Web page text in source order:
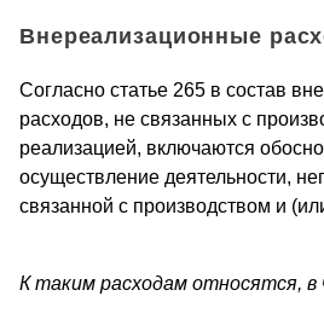
Внереализационные
Согласно статье 265 в состав
расходов, не связанных с
реализацией, включаются
осуществление деятельности,
связанной с производством и
К таким расходам относятся, в